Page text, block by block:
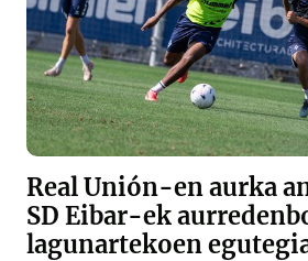
Real Unión-en aurka
SD Eibar-ek
lagunartekoen